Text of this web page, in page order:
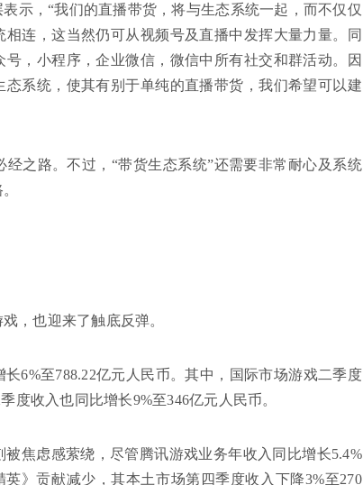
示，“我们的直播带货，将与生态系统一起，而不仅仅
连，这当然仍可从视频号及直播中发挥大量力量。同
，小程序，企业微信，微信中所有社交和群活动。因
系统，使其有别于单纯的直播带货，我们希望可以建
之路。不过，“带货生态系统”还需要非常耐心及系统
，也迎来了触底反弹。
6%至788.22亿元人民币。其中，国际市场游戏二季度
度收入也同比增长9%至346亿元人民币。
焦虑感萦绕，尽管腾讯游戏业务年收入同比增长5.4%
》贡献减少，其本土市场第四季度收入下降3%至270